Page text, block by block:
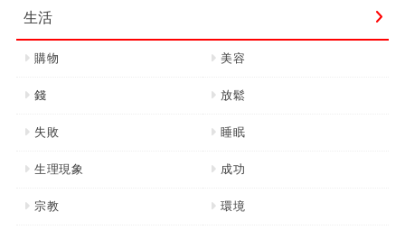
生活
購物 美容
錢 放鬆
失敗 睡眠
生理現象 成功
宗教 環境